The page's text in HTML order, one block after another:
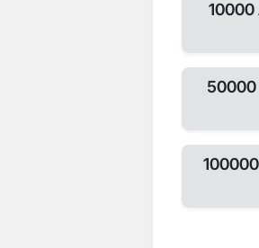
10000
50000